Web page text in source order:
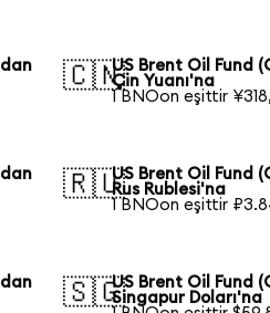
🇨🇳US Brent Oil Fund
Çin Yuanı'na
1 BNOon eşittir
🇷🇺US Brent Oil Fund
Rus Rublesi'na
1 BNOon eşittir
🇸🇬US Brent Oil Fund
Singapur Doları'na